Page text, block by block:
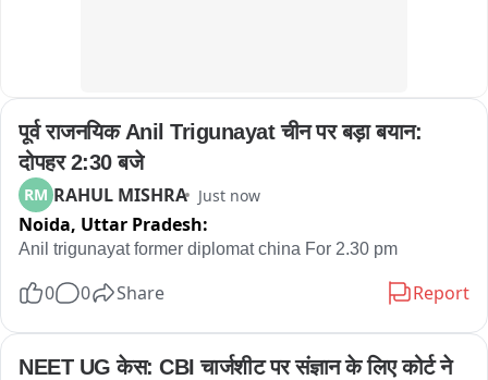
पूर्व राजनयिक Anil Trigunayat चीन पर बड़ा बयान:
दोपहर 2:30 बजे
RM RAHUL MISHRA Just now
Noida, Uttar Pradesh:
Anil trigunayat former diplomat china For 2.30 pm
0 0 Share Report
NEET UG केस: CBI चार्जशीट पर संज्ञान के लिए कोर्ट ने